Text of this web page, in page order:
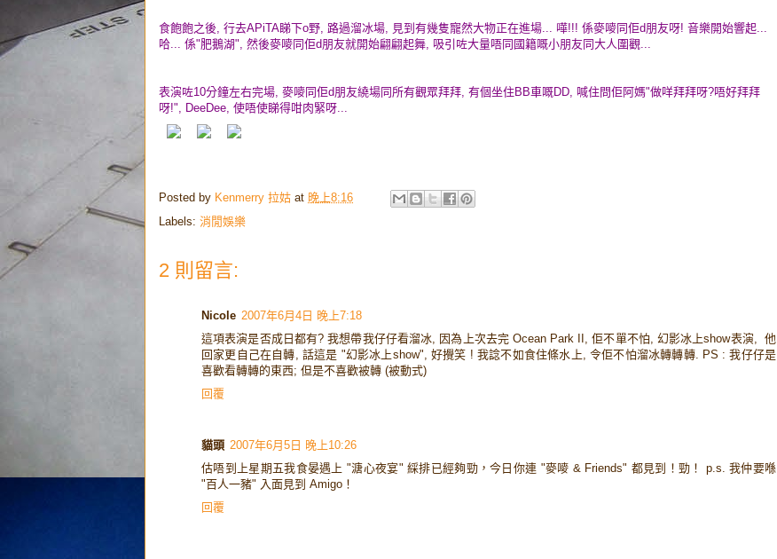
食飽飽之後, 行去APiTA睇下o野, 路過溜冰場, 見到有幾隻寵然大物正在進場... 嘩!!! 係麥嘜同佢d朋友呀! 音樂開始響起...
哈... 係"肥鵝湖", 然後麥嘜同佢d朋友就開始翩翩起舞, 吸引咗大量唔同國籍嘅小朋友同大人圍觀...
表演咗10分鐘左右完場, 麥嘜同佢d朋友繞場同所有觀眾拜拜, 有個坐住BB車嘅DD, 喊住問佢阿媽"做咩拜拜呀?唔好拜拜
呀!", DeeDee, 使唔使睇得咁肉緊呀...
Posted by Kenmerry 拉姑 at 晚上8:16
Labels: 消閒娛樂
2 則留言:
Nicole 2007年6月4日 晚上7:18
這項表演是否成日都有? 我想帶我仔仔看溜冰, 因為上次去完 Ocean Park II, 佢不單不怕, 幻影冰上show表演, 他
回家更自己在自轉, 話這是 "幻影冰上show", 好攪笑 ! 我諗不如食住條水上, 令佢不怕溜冰轉轉轉. PS : 我仔仔是
喜歡看轉轉的東西; 但是不喜歡被轉 (被動式)
回覆
貓頭 2007年6月5日 晚上10:26
估唔到上星期五我食晏遇上 "溏心夜宴" 綵排已經夠勁，今日你連 "麥嘜 & Friends" 都見到！勁！ p.s. 我仲要喺
"百人一豬" 入面見到 Amigo！
回覆